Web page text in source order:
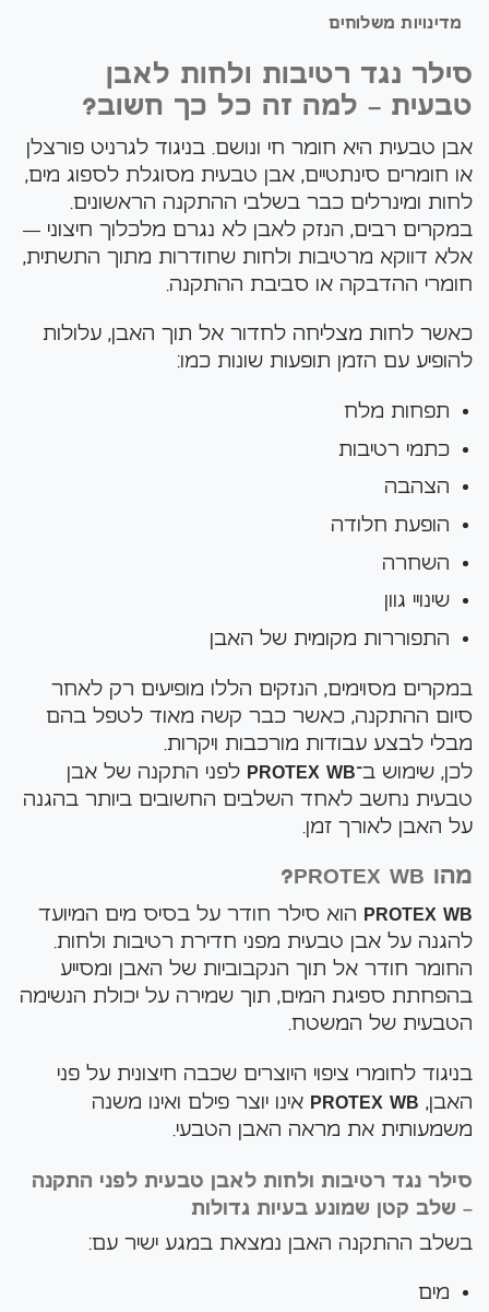
מדינויות משלוחים
סילר נגד רטיבות ולחות לאבן
טבעית – למה זה כל כך חשוב?
אבן טבעית היא חומר חי ונושם. בניגוד לגרניט פורצלן
או חומרים סינתטיים, אבן טבעית מסוגלת לספוג מים,
לחות ומינרלים כבר בשלבי ההתקנה הראשונים.
במקרים רבים, הנזק לאבן לא נגרם מלכלוך חיצוני —
אלא דווקא מרטיבות ולחות שחודרות מתוך התשתית,
חומרי ההדבקה או סביבת ההתקנה.
כאשר לחות מצליחה לחדור אל תוך האבן, עלולות
להופיע עם הזמן תופעות שונות כמו:
תפחות מלח
כתמי רטיבות
הצהבה
הופעת חלודה
השחרה
שינויי גוון
התפוררות מקומית של האבן
במקרים מסוימים, הנזקים הללו מופיעים רק לאחר
סיום ההתקנה, כאשר כבר קשה מאוד לטפל בהם
מבלי לבצע עבודות מורכבות ויקרות.
לכן, שימוש ב־PROTEX WB לפני התקנה של אבן
טבעית נחשב לאחד השלבים החשובים ביותר בהגנה
על האבן לאורך זמן.
מהו PROTEX WB?
PROTEX WB הוא סילר חודר על בסיס מים המיועד
להגנה על אבן טבעית מפני חדירת רטיבות ולחות.
החומר חודר אל תוך הנקבוביות של האבן ומסייע
בהפחתת ספיגת המים, תוך שמירה על יכולת הנשימה
הטבעית של המשטח.
בניגוד לחומרי ציפוי היוצרים שכבה חיצונית על פני
האבן, PROTEX WB אינו יוצר פילם ואינו משנה
משמעותית את מראה האבן הטבעי.
סילר נגד רטיבות ולחות לאבן טבעית לפני התקנה
– שלב קטן שמונע בעיות גדולות
בשלב ההתקנה האבן נמצאת במגע ישיר עם:
מים